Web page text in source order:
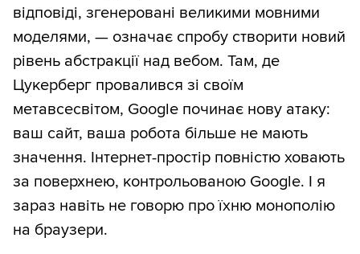
відповіді, згенеровані великими мовними
моделями, — означає спробу створити новий
рівень абстракції над вебом. Там, де
Цукерберг провалився зі своїм
метавсесвітом, Google починає нову атаку:
ваш сайт, ваша робота більше не мають
значення. Інтернет-простір повністю ховають
за поверхнею, контрольованою Google. І я
зараз навіть не говорю про їхню монополію
на браузери.